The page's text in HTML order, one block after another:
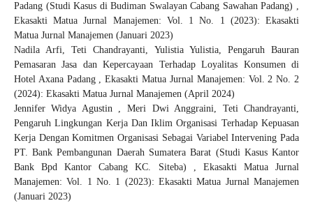
Padang (Studi Kasus di Budiman Swalayan Cabang Sawahan Padang) ,
Ekasakti Matua Jurnal Manajemen: Vol. 1 No. 1 (2023): Ekasakti
Matua Jurnal Manajemen (Januari 2023)
Nadila Arfi, Teti Chandrayanti, Yulistia Yulistia, Pengaruh Bauran
Pemasaran Jasa dan Kepercayaan Terhadap Loyalitas Konsumen di
Hotel Axana Padang ,Ekasakti Matua Jurnal Manajemen: Vol. 2 No. 2
(2024): Ekasakti Matua Jurnal Manajemen (April 2024)
Jennifer Widya Agustin , Meri Dwi Anggraini, Teti Chandrayanti,
Pengaruh Lingkungan Kerja Dan Iklim Organisasi Terhadap Kepuasan
Kerja Dengan Komitmen Organisasi Sebagai Variabel Intervening Pada
PT. Bank Pembangunan Daerah Sumatera Barat (Studi Kasus Kantor
Bank Bpd Kantor Cabang KC. Siteba) , Ekasakti Matua Jurnal
Manajemen: Vol. 1 No. 1 (2023): Ekasakti Matua Jurnal Manajemen
(Januari 2023)